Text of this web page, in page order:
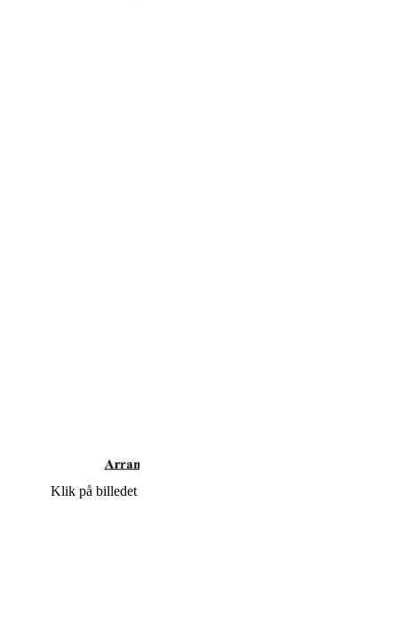
Klik på billedet for at downloade plakaten.